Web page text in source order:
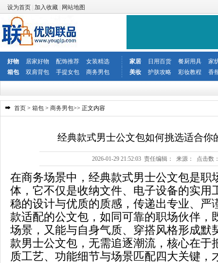
设为首页 加入收藏 网站地图
好物 居家好物 配饰推荐 女装精选 家居 日用百货 餐厨用具
家
箱包
双肩背包 手提女包 商务男包 美妆 护肤攻略 彩妆教程 香
首页 > 箱包 > 商务男包>> 正文内容
经典款式男士公文包如何挑选适合你
2026-01-29 21:52:03 责任编辑： 来源： 点击数
在商务场景中，经典款式男士公文包是职
体，它不仅是收纳文件、电子设备的实用
稳的设计与优质的质感，传递出专业、严
款适配的公文包，如同可靠的职场伙伴，
场景，又能与自身气质、穿搭风格形成默
款男士公文包，无需追逐潮流，核心在于
质工艺、功能细节与场景匹配四大关键，